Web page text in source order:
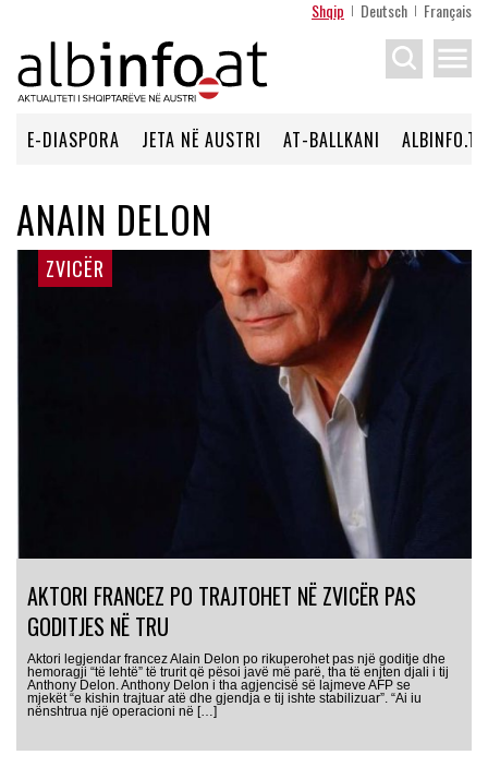
Shqip Deutsch Français
menu
E-DIASPORA JETA NË AUSTRI AT-BALLKANI ALBINFO.TV
ANAIN DELON
ZVICËR
AKTORI FRANCEZ PO TRAJTOHET NË ZVICËR PAS
GODITJES NË TRU
Aktori legjendar francez Alain Delon po rikuperohet pas një goditje dhe
hemoragji “të lehtë” të trurit që pësoi javë më parë, tha të enjten djali i tij
Anthony Delon. Anthony Delon i tha agjencisë së lajmeve AFP se
mjekët “e kishin trajtuar atë dhe gjendja e tij ishte stabilizuar”. “Ai iu
nënshtrua një operacioni në […]